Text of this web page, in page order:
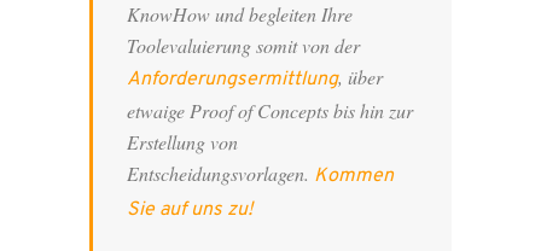
KnowHow und begleiten Ihre
Toolevaluierung somit von der
Anforderungsermittlung, über
etwaige Proof of Concepts bis hin zur
Erstellung von
Entscheidungsvorlagen. Kommen
Sie auf uns zu!